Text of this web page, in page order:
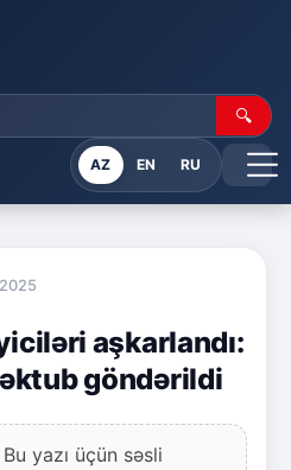
🔍
AZ EN RU
aşkarlandı:
göndərildi
Bu yazı üçün səsli